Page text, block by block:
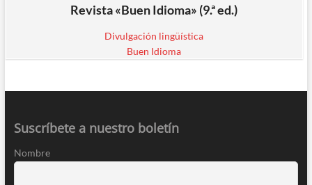
Revista «Buen Idioma» (9.ª ed.)
Divulgación lingüística
Buen Idioma
Suscríbete a nuestro boletín
Nombre